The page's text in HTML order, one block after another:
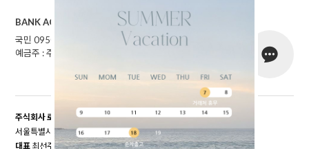
BANK ACCOUNT
국민 095001-04-155141
예금주 : 주식회사로에르
주식회사 로에르
서울특별시 성동구 자동차시장3길 39, 남궁빌딩 201호
대표 최선주개인정보 보호책임자최선주